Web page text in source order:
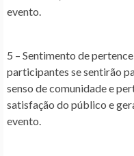
evento.
5 – Sentimento de
participantes se sentirão
senso de comunidade e
satisfação do público e
evento.